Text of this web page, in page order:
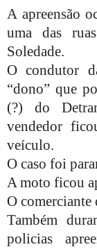
A apreensão
uma das
Soledade.
O condutor
“dono” que
(?) do
vendedor
veículo.
O caso foi
A moto ficou
O
Também
policias